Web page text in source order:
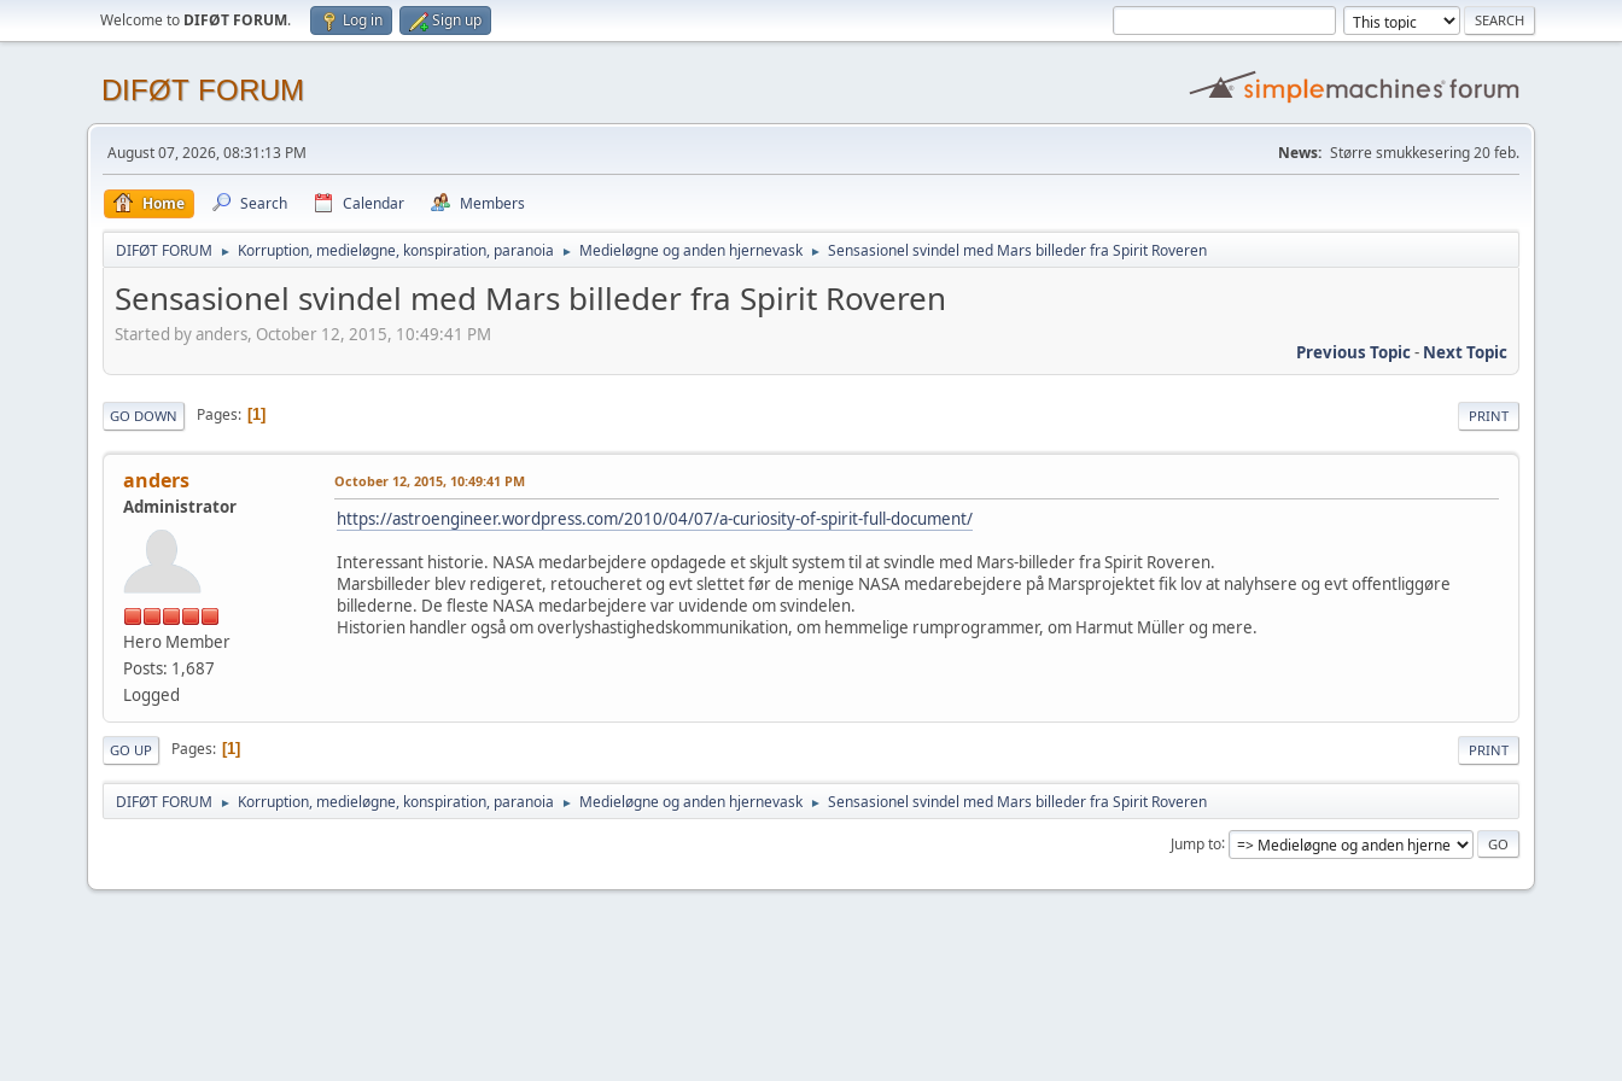
Welcome to DIFØT FORUM. Log in Sign up
DIFØT FORUM
August 07, 2026, 08:31:13 PM News: Større smukkesering 20 feb.
Home Search Calendar Members
DIFØT FORUM ► Korruption, medieløgne, konspiration, paranoia ► Medieløgne og anden hjernevask ► Sensasionel svindel med Mars billeder fra Spirit Roveren
Sensasionel svindel med Mars billeder fra Spirit Roveren
Started by anders, October 12, 2015, 10:49:41 PM
Previous Topic- Next Topic
PRINT
GO DOWN Pages 1
anders
Administrator
Hero Member
Posts: 1,687
Logged
October 12, 2015, 10:49:41 PM
https://astroengineer.wordpress.com/2010/04/07/a-curiosity-of-spirit-full-document/
Interessant historie. NASA medarbejdere opdagede et skjult system til at svindle med Mars-billeder fra Spirit Roveren.
Marsbilleder blev redigeret, retoucheret og evt slettet før de menige NASA medarebejdere på Marsprojektet fik lov at nalyhsere og evt offentliggøre
billederne. De fleste NASA medarbejdere var uvidende om svindelen.
Historien handler også om overlyshastighedskommunikation, om hemmelige rumprogrammer, om Harmut Müller og mere.
PRINT
GO UP Pages 1
DIFØT FORUM ► Korruption, medieløgne, konspiration, paranoia ► Medieløgne og anden hjernevask ► Sensasionel svindel med Mars billeder fra Spirit Roveren
Jump to